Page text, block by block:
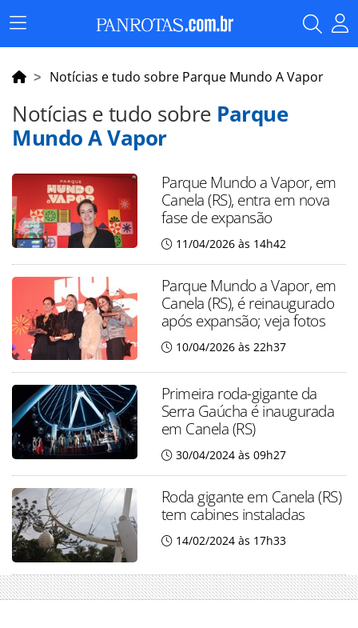
Menu
Principal
Notícias e tudo sobre Parque Mundo A Vapor
Notícias e tudo sobre Parque
Mundo A Vapor
Parque Mundo a Vapor, em
Canela (RS), entra em nova
fase de expansão
11/04/2026 às 14h42
Parque Mundo a Vapor, em
Canela (RS), é reinaugurado
após expansão; veja fotos
10/04/2026 às 22h37
Primeira roda-gigante da
Serra Gaúcha é inaugurada
em Canela (RS)
30/04/2024 às 09h27
Roda gigante em Canela (RS)
tem cabines instaladas
14/02/2024 às 17h33